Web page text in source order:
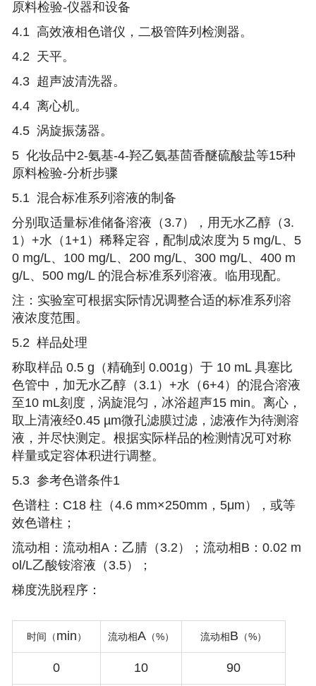
原料检验-仪器和设备
4.1 高效液相色谱仪，二极管阵列检测器。
4.2 天平。
4.3 超声波清洗器。
4.4 离心机。
4.5 涡旋振荡器。
5化妆品中2-氨基-4-羟乙氨基茴香醚硫酸盐等15种
原料检验-分析步骤
5.1 混合标准系列溶液的制备
分别取适量标准储备溶液（3.7），用无水乙醇（3.
1）+水（1+1）稀释定容，配制成浓度为 5 mg/L、5
0 mg/L、100 mg/L、200 mg/L、300 mg/L、400 m
g/L、500 mg/L 的混合标准系列溶液。临用现配。
注：实验室可根据实际情况调整合适的标准系列溶
液浓度范围。
5.2 样品处理
称取样品 0.5 g（精确到 0.001g）于 10 mL 具塞比
色管中，加无水乙醇（3.1）+水（6+4）的混合溶液
至10 mL刻度，涡旋混匀，冰浴超声15 min。离心，
取上清液经0.45 µm微孔滤膜过滤，滤液作为待测溶
液，并尽快测定。根据实际样品的检测情况可对称
样量或定容体积进行调整。
5.3 参考色谱条件1
色谱柱：C18 柱（4.6 mm×250mm，5μm），或等
效色谱柱；
流动相：流动相A：乙腈（3.2）；流动相B：0.02 m
ol/L乙酸铵溶液（3.5）；
梯度洗脱程序：
时间（ min ） 流动相A （%） 流动相 B （%）
0 10 90